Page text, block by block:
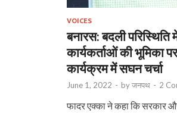
VOICES
बनारस: बदली परिस्थिति
कार्यकर्ताओं की भूमिका
कार्यक्रम में सघन चर्चा
June 1, 2022 - byजनपथ - 2
फादर एक्का ने कहा कि सरकार